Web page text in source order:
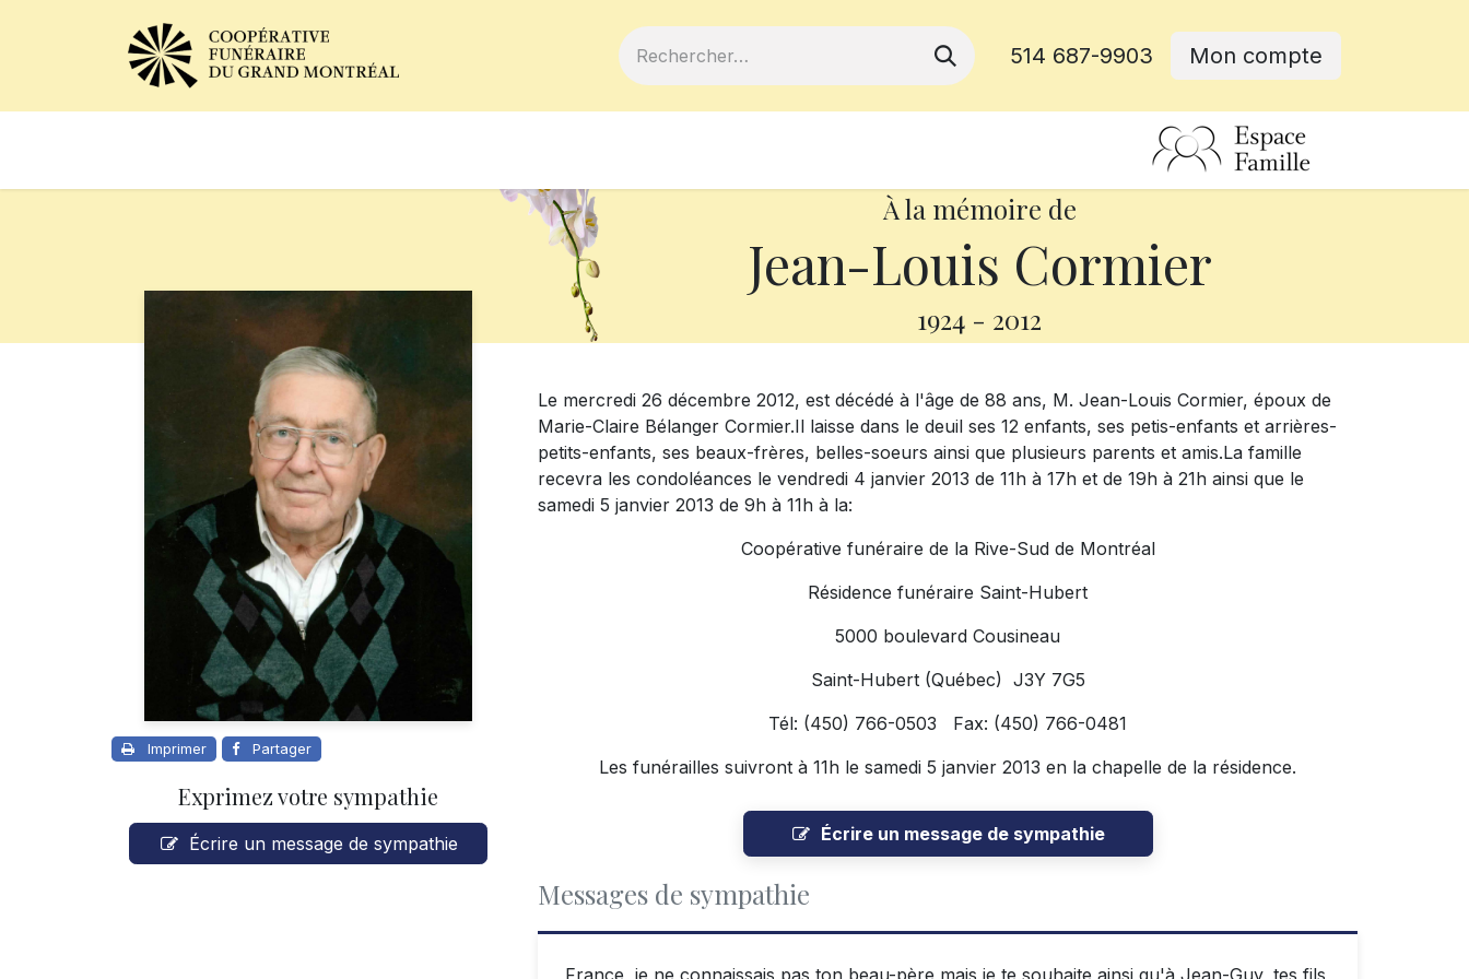
514 687-9903 Mon compte
À la mémoire de
Jean-Louis Cormier
1924 - 2012
Imprimer Partager
Exprimez votre sympathie
Écrire un message de sympathie
Le mercredi 26 décembre 2012, est décédé à l'âge de 88 ans, M. Jean-Louis Cormier, époux de
Marie-Claire Bélanger Cormier.Il laisse dans le deuil ses 12 enfants, ses petis-enfants et arrières-
petits-enfants, ses beaux-frères, belles-soeurs ainsi que plusieurs parents et amis.La famille
recevra les condoléances le vendredi 4 janvier 2013 de 11h à 17h et de 19h à 21h ainsi que le
samedi 5 janvier 2013 de 9h à 11h à la:
Coopérative funéraire de la Rive-Sud de Montréal
Résidence funéraire Saint-Hubert
5000 boulevard Cousineau
Saint-Hubert (Québec) J3Y 7G5
Tél: (450) 766-0503 Fax: (450) 766-0481
Les funérailles suivront à 11h le samedi 5 janvier 2013 en la chapelle de la résidence.
Écrire un message de sympathie
Messages de sympathie
France, je ne connaissais pas ton beau-père mais je te souhaite ainsi qu'à Jean-Guy, tes fils